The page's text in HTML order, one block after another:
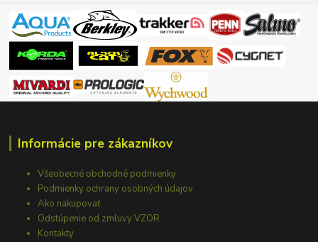
Informácie pre zákazníkov
Všeobecné obchodné podmienky
Podmienky ochrany osobných údajov
Ako nakupovať
Odstúpenie od zmluvy VZOR
Kontakty